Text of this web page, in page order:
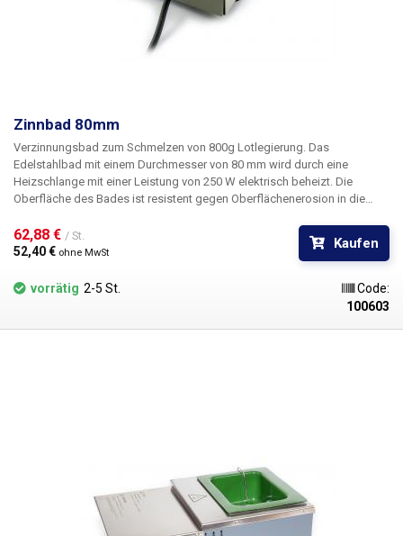
Zinnbad 80mm
Verzinnungsbad zum Schmelzen von 800g Lotlegierung. Das
Edelstahlbad mit einem Durchmesser von 80 mm wird durch eine
Heizschlange mit einer Leistung von 250 W elektrisch beheizt. Die
Oberfläche des Bades ist resistent gegen Oberflächenerosion in die
Lebensdauer nicht die Eigenschaften der Lötlegierung; das Bad kann
auch mit einer bleifreien Charge verwendet werden, aber die
strukturelle Integrität des Körpers nach längerem Gebrauch zu
62,88 € / St.
52,40 € ohne MwSt
Kaufen
vorrätig 2-5 St.
Code:
100603